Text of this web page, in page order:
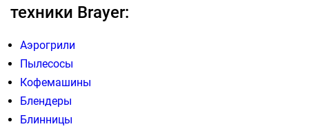
техники Brayer:
Аэрогрили
Пылесосы
Кофемашины
Блендеры
Блинницы